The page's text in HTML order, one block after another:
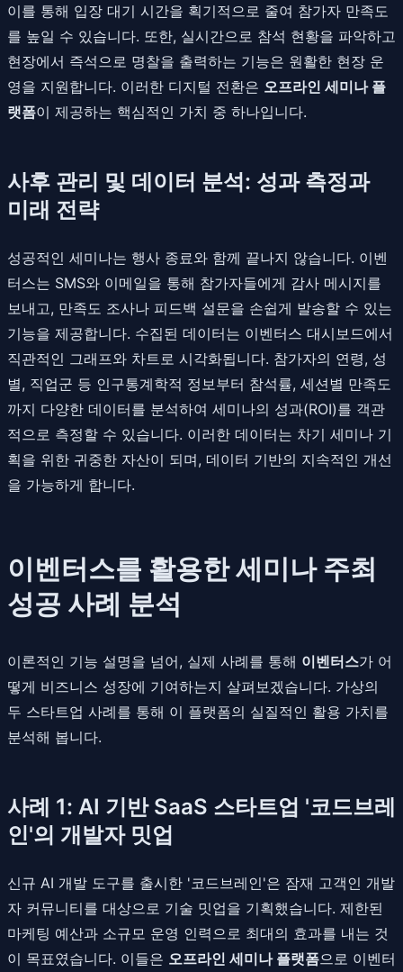
이를 통해 입장 대기 시간을 획기적으로 줄여 참가자 만족도
를 높일 수 있습니다. 또한, 실시간으로 참석 현황을 파악하고
현장에서 즉석으로 명찰을 출력하는 기능은 원활한 현장 운
영을 지원합니다. 이러한 디지털 전환은 오프라인 세미나 플
랫폼이 제공하는 핵심적인 가치 중 하나입니다.
사후 관리 및 데이터 분석: 성과 측정과
미래 전략
성공적인 세미나는 행사 종료와 함께 끝나지 않습니다. 이벤
터스는 SMS와 이메일을 통해 참가자들에게 감사 메시지를
보내고, 만족도 조사나 피드백 설문을 손쉽게 발송할 수 있는
기능을 제공합니다. 수집된 데이터는 이벤터스 대시보드에서
직관적인 그래프와 차트로 시각화됩니다. 참가자의 연령, 성
별, 직업군 등 인구통계학적 정보부터 참석률, 세션별 만족도
까지 다양한 데이터를 분석하여 세미나의 성과(ROI)를 객관
적으로 측정할 수 있습니다. 이러한 데이터는 차기 세미나 기
획을 위한 귀중한 자산이 되며, 데이터 기반의 지속적인 개선
을 가능하게 합니다.
이벤터스를 활용한 세미나 주최
성공 사례 분석
이론적인 기능 설명을 넘어, 실제 사례를 통해 이벤터스가 어
떻게 비즈니스 성장에 기여하는지 살펴보겠습니다. 가상의
두 스타트업 사례를 통해 이 플랫폼의 실질적인 활용 가치를
분석해 봅니다.
사례 1: AI 기반 SaaS 스타트업 '코드브레
인'의 개발자 밋업
신규 AI 개발 도구를 출시한 '코드브레인'은 잠재 고객인 개발
자 커뮤니티를 대상으로 기술 밋업을 기획했습니다. 제한된
마케팅 예산과 소규모 운영 인력으로 최대의 효과를 내는 것
이 목표였습니다. 이들은 오프라인 세미나 플랫폼으로 이벤터